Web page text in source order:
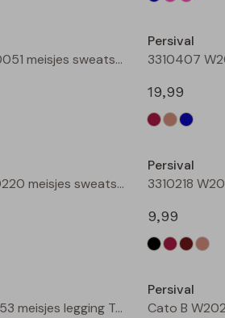
3310407 W20051 meisjes sweatshirt Taupe
Persival
19,99
3310403 W20220 meisjes sweatshirt Cream
Persival
9,99
3310218 W20153 meisjes legging Taupe
Persival